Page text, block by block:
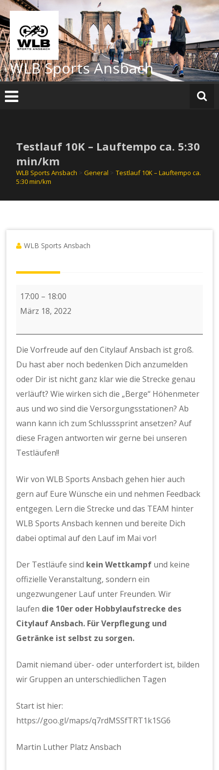
Zum
Inhalt
springen
WLB Sports Ansbach
Testlauf 10K – Lauftempo ca. 5:30
min/km
WLB Sports Ansbach >General > Testlauf 10K – Lauftempo ca.
5:30 min/km
WLB Sports Ansbach
Testlauf
10K
Lauftempo
ca.
5:30
min/km
17:00 – 18:00
März 18, 2022
Die Vorfreude auf den Citylauf Ansbach ist groß.
Du hast aber noch bedenken Dich anzumelden
oder Dir ist nicht ganz klar wie die Strecke genau
verläuft? Wie wirken sich die „Berge“ Höhenmeter
aus und wo sind die Versorgungsstationen? Ab
wann kann ich zum Schlusssprint ansetzen? Auf
diese Fragen antworten wir gerne bei unseren
Testläufen!!
Wir von WLB Sports Ansbach gehen hier auch
gern auf Eure Wünsche ein und nehmen Feedback
entgegen. Lern die Strecke und das TEAM hinter
WLB Sports Ansbach kennen und bereite Dich
dabei optimal auf den Lauf im Mai vor!
Der Testläufe sind kein Wettkampf und keine
offizielle Veranstaltung, sondern ein
ungezwungener Lauf unter Freunden. Wir
laufen die 10er oder Hobbylaufstrecke des
Citylauf Ansbach. Für Verpflegung und
Getränke ist selbst zu sorgen.
Damit niemand über- oder unterfordert ist, bilden
wir Gruppen an unterschiedlichen Tagen
Start ist hier:
https://goo.gl/maps/q7rdMSSfTRT1k1SG6
Martin Luther Platz Ansbach